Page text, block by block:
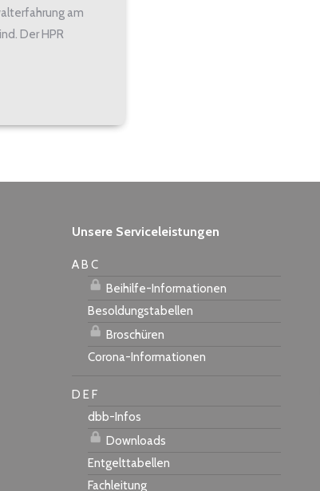
am
Der HPR
Unsere Serviceleistungen
A B C
Beihilfe-Informationen
Besoldungstabellen
Broschüren
Corona-Informationen
D E F
dbb-Infos
Downloads
Entgelttabellen
Fachleitung